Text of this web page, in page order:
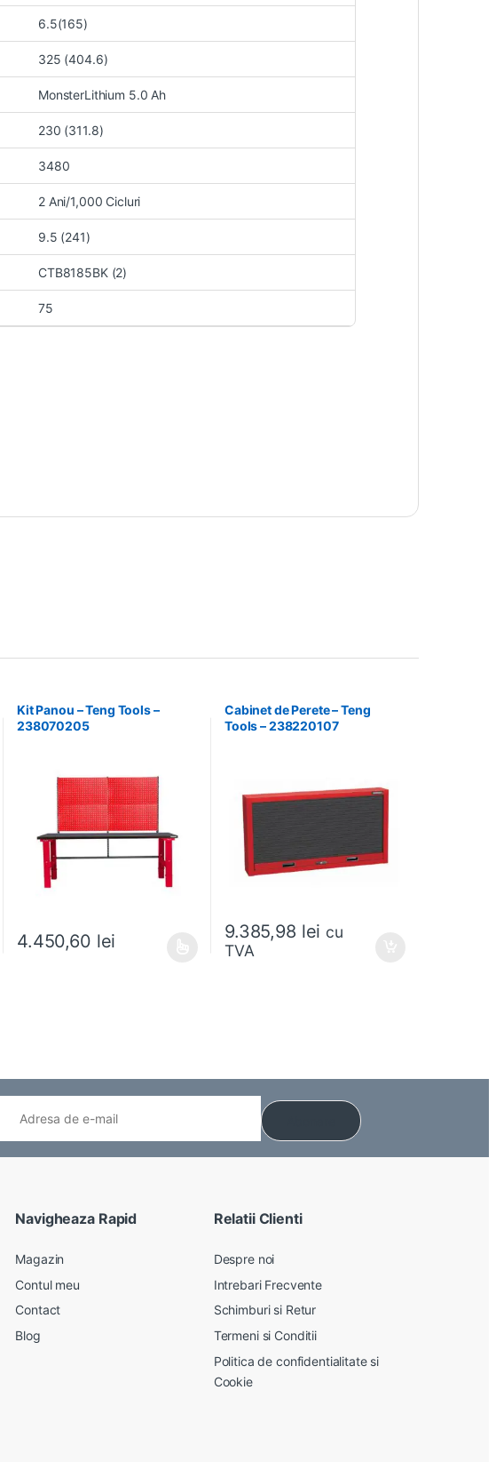
6.5(165)
325 (404.6)
MonsterLithium 5.0 Ah
230 (311.8)
3480
2 Ani/1,000 Cicluri
9.5 (241)
CTB8185BK (2)
75
Opțiunile pot fi alese în pagina produsului.
Kit Panou – Teng Tools –
238070205
4.450,60 lei
Acest produs are mai multe variații. Opțiunile pot fi alese în pagina produsului.
Cabinet de Perete – Teng
Tools – 238220107
9.385,98 lei cu
TVA
Navigheaza Rapid
Magazin
Contul meu
Contact
Blog
Relatii Clienti
Despre noi
Intrebari Frecvente
Schimburi si Retur
Termeni si Conditii
Politica de confidentialitate si
Cookie